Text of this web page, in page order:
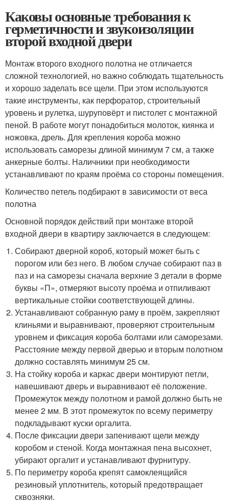
Каковы основные требования к
герметичности и звукоизоляции
второй входной двери
Монтаж второго входного полотна не отличается
сложной технологией, но важно соблюдать тщательность
и хорошо заделать все щели. При этом используются
такие инструменты, как перфоратор, строительный
уровень и рулетка, шуруповёрт и пистолет с монтажной
пеной. В работе могут понадобиться молоток, киянка и
ножовка, дрель. Для крепления короба можно
использовать саморезы длиной минимум 7 см, а также
анкерные болты. Наличники при необходимости
устанавливают по краям проёма со стороны помещения.
Количество петель подбирают в зависимости от веса
полотна
Основной порядок действий при монтаже второй
входной двери в квартиру заключается в следующем:
Собирают дверной короб, который может быть с
порогом или без него. В любом случае собирают паз в
паз и на саморезы сначала верхние 3 детали в форме
буквы «П», отмеряют высоту проёма и отпиливают
вертикальные стойки соответствующей длины.
Устанавливают собранную раму в проём, закрепляют
клиньями и выравнивают, проверяют строительным
уровнем и фиксация короба болтами или саморезами.
Расстояние между первой дверью и вторым полотном
должно составлять минимум 25 см.
На стойку короба и каркас двери монтируют петли,
навешивают дверь и выравнивают её положение.
Промежуток между полотном и рамой должно быть не
менее 2 мм. В этот промежуток по всему периметру
подкладывают куски оргалита.
После фиксации двери запенивают щели между
коробом и стеной. Когда монтажная пена высохнет,
убирают оргалит и устанавливают фурнитуру.
По периметру короба крепят самоклеящийся
резиновый уплотнитель, который предотвращает
сквозняки.